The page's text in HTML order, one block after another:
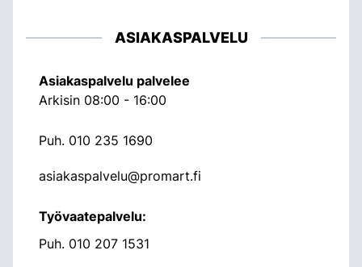
ASIAKASPALVELU
Asiakaspalvelu palvelee
Arkisin 08:00 - 16:00
Puh. 010 235 1690
asiakaspalvelu@promart.fi
Työvaatepalvelu:
Puh. 010 207 1531